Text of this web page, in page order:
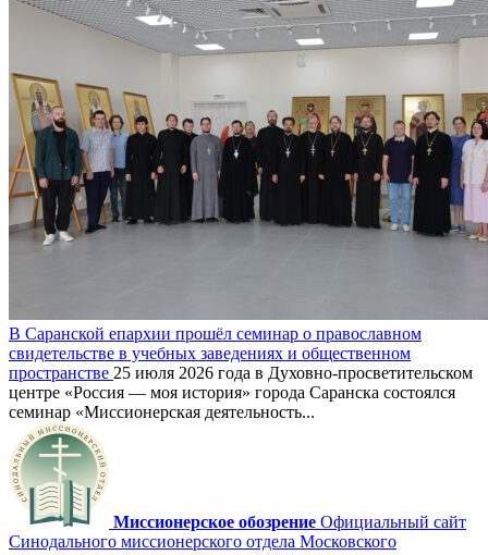
В Саранской епархии прошёл семинар о православном
свидетельстве в учебных заведениях и общественном
пространстве 25 июля 2026 года в Духовно-просветительском
центре «Россия — моя история» города Саранска состоялся
семинар «Миссионерская деятельность...
Миссионерское обозрение Официальный сайт
Синодального миссионерского отдела Московского